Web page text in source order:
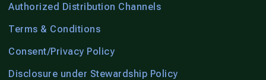
Authorized Distribution Channels
Terms & Conditions
Consent/Privacy Policy
Disclosure under Stewardship Policy